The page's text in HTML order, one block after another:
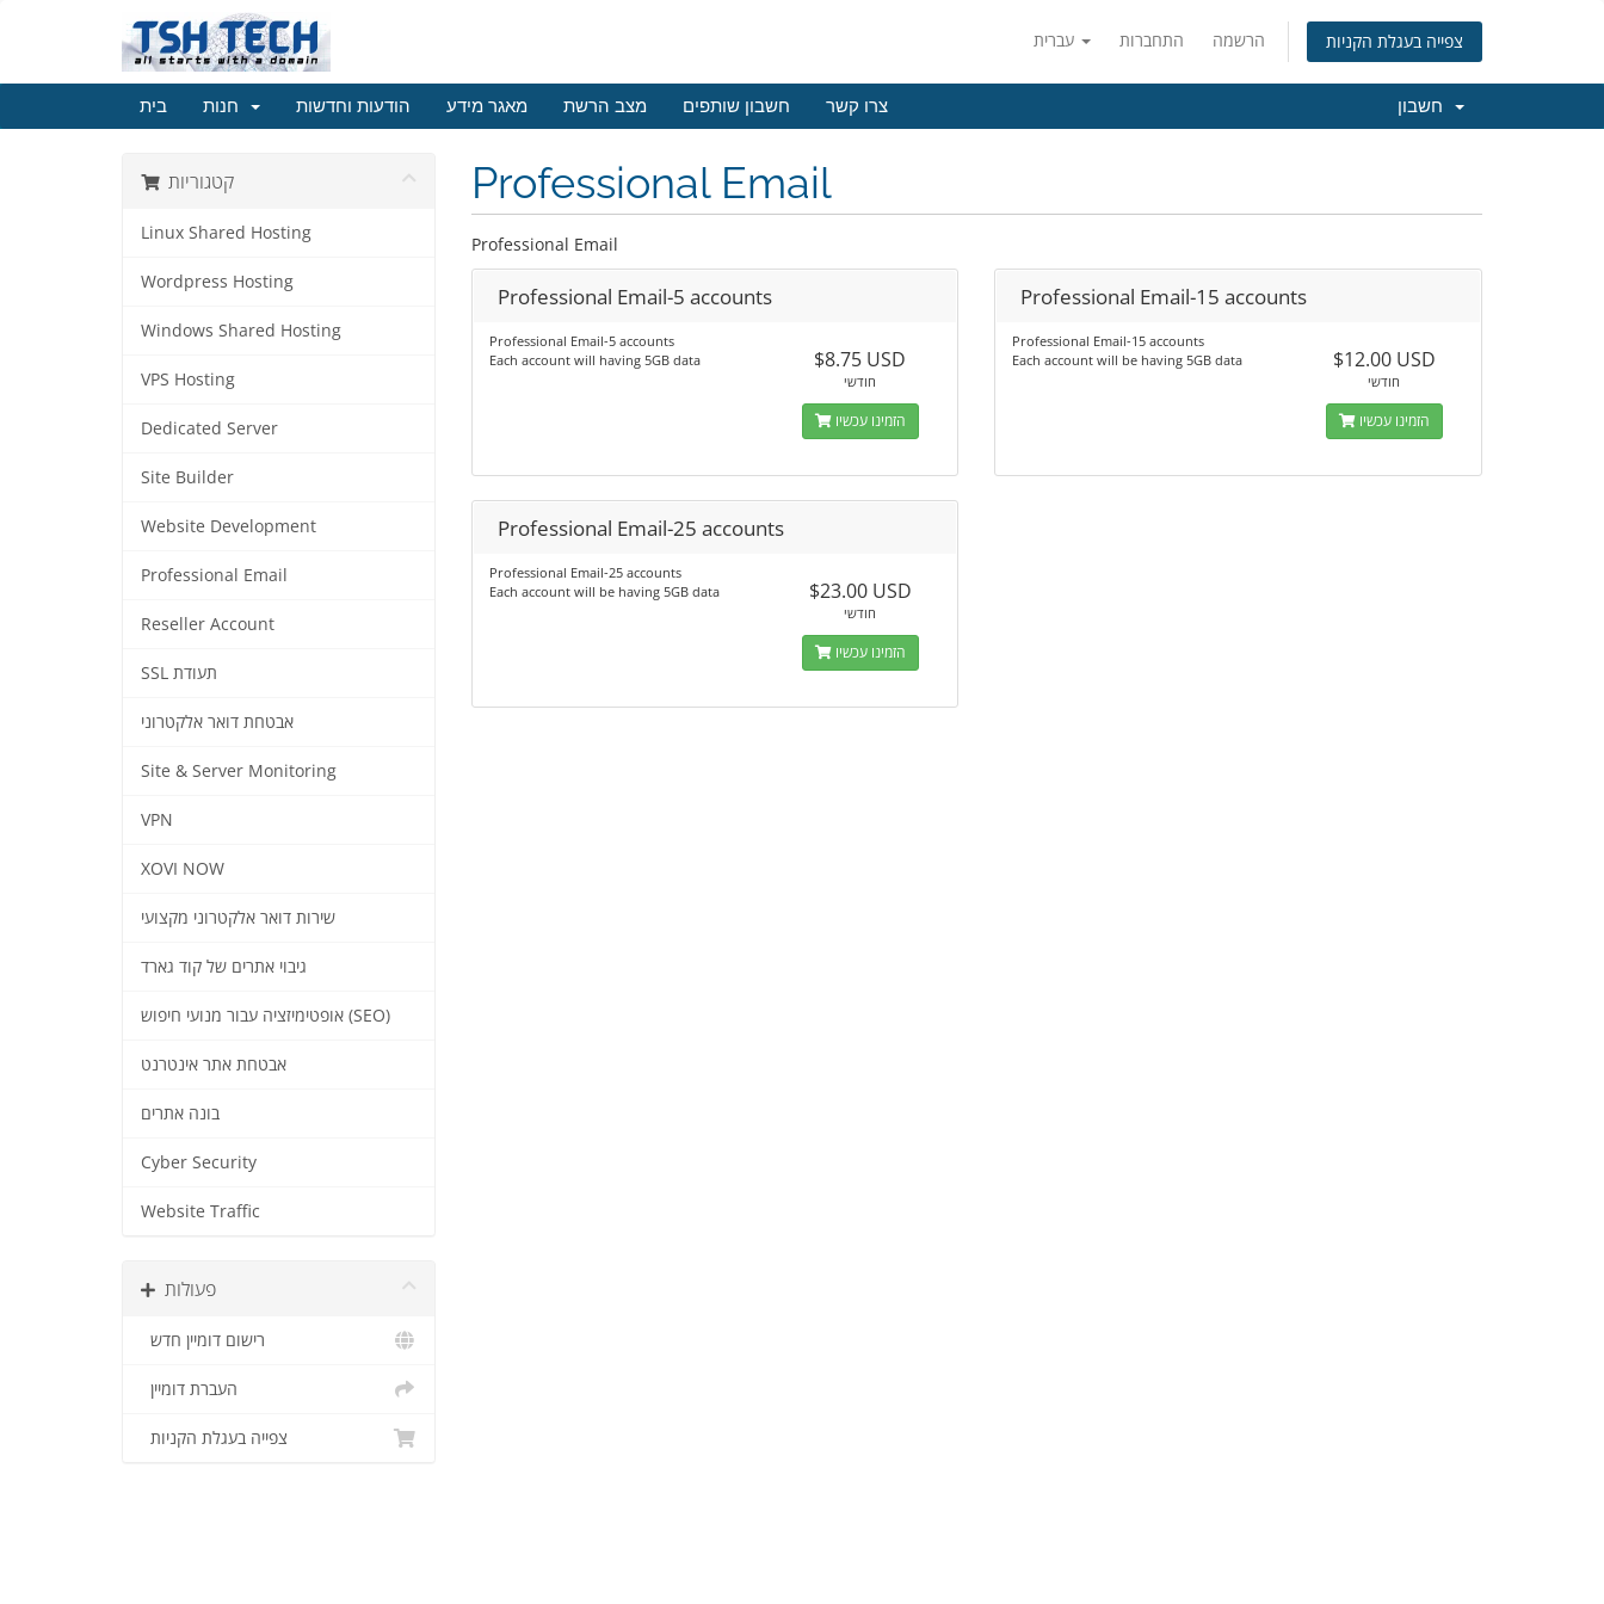
התחברות הרשמה צפייה בעגלת הקניות
בית הודעות וחדשות מאגר מידע מצב הרשת חשבון שותפים צרו קשר
קטגוריות
Linux Shared Hosting
Wordpress Hosting
Windows Shared Hosting
VPS Hosting
Dedicated Server
Site Builder
Website Development
Professional Email
Reseller Account
SSL תעודת
אבטחת דואר אלקטרוני
Site & Server Monitoring
VPN
XOVI NOW
שירות דואר אלקטרוני מקצועי
גיבוי אתרים של קוד גארד
אופטימיזציה עבור מנועי חיפוש (SEO)
אבטחת אתר אינטרנט
בונה אתרים
Cyber Security
Website Traffic
פעולות
רישום דומיין חדש
העברת דומיין
צפייה בעגלת הקניות
Professional Email
Professional Email
Professional Email-5 accounts
Professional Email-5 accounts
Each account will having 5GB data
$8.75 USD
חודשי
הזמינו עכשיו
Professional Email-15 accounts
Professional Email-15 accounts
Each account will be having 5GB data
$12.00 USD
חודשי
הזמינו עכשיו
Professional Email-25 accounts
Professional Email-25 accounts
Each account will be having 5GB data
$23.00 USD
חודשי
הזמינו עכשיו